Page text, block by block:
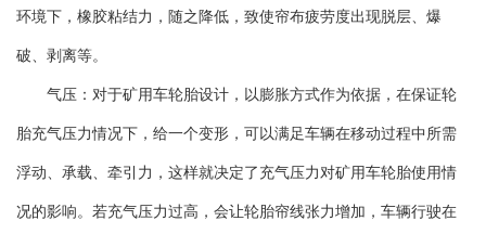
环境下，橡胶粘结力，随之降低，致使帘布疲劳度出现脱层、爆
破、剥离等。
气压：对于矿用车轮胎设计，以膨胀方式作为依据，在保证轮
胎充气压力情况下，给一个变形，可以满足车辆在移动过程中所需
浮动、承载、牵引力，这样就决定了充气压力对矿用车轮胎使用情
况的影响。若充气压力过高，会让轮胎帘线张力增加，车辆行驶在